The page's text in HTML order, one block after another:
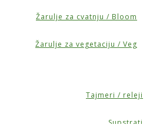
Žarulje za cvatnju / Bloom
Žarulje za vegetaciju / Veg
Tajmeri / releji
Supstrati